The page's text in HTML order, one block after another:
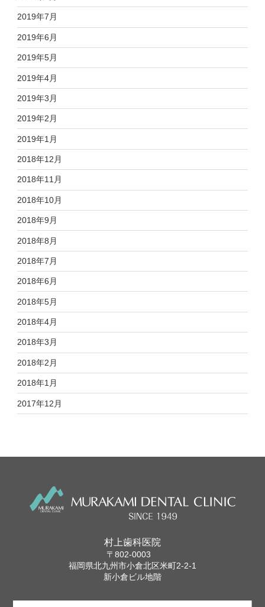
2019年7月
2019年6月
2019年5月
2019年4月
2019年3月
2019年2月
2019年1月
2018年12月
2018年11月
2018年10月
2018年9月
2018年8月
2018年7月
2018年6月
2018年5月
2018年4月
2018年3月
2018年2月
2018年1月
2017年12月
村上歯科医院
〒802-0003
福岡県北九州市小倉北区米町2-2-1
新小倉ビル地階